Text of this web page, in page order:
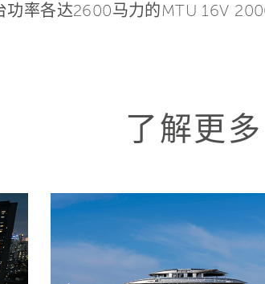
功率各达2600马力的MTU 16V
了解更多